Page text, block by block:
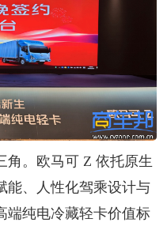
角。欧马可 Z 依托原生
能、人性化驾乘设计与
端纯电冷藏轻卡价值标